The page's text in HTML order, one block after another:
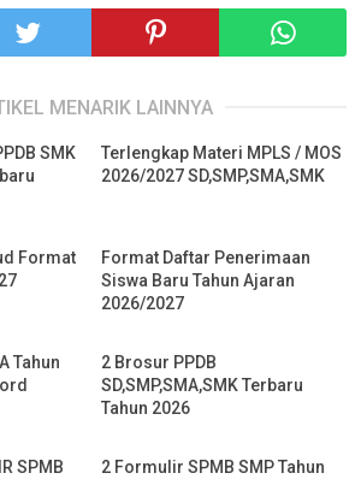
MENARIK LAINNYA
SMK
Terlengkap Materi MPLS / MOS
2026/2027 SD,SMP,SMA,SMK
Format
Format Daftar Penerimaan
Siswa Baru Tahun Ajaran
2026/2027
Tahun
2 Brosur PPDB
SD,SMP,SMA,SMK Terbaru
Tahun 2026
SPMB
2 Formulir SPMB SMP Tahun